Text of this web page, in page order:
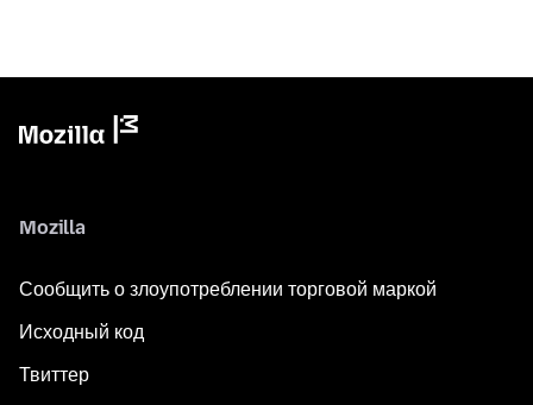
Mozilla
Сообщить о злоупотреблении торговой маркой
Исходный код
Твиттер